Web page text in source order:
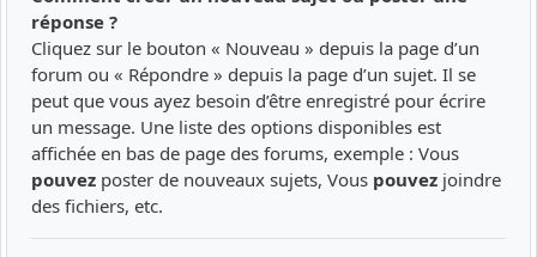
réponse ?
Cliquez sur le bouton « Nouveau » depuis la page d’un
forum ou « Répondre » depuis la page d’un sujet. Il se
peut que vous ayez besoin d’être enregistré pour écrire
un message. Une liste des options disponibles est
affichée en bas de page des forums, exemple : Vous
pouvez poster de nouveaux sujets, Vous pouvez joindre
des fichiers, etc.